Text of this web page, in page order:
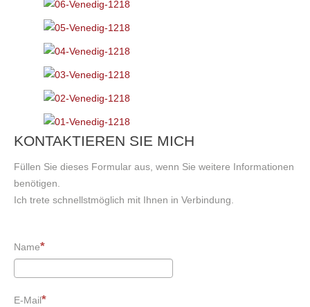
Fotoartikel
Shop: Schnäppchen
Bildverkauf
Bildverkauf: Kalender
KONTAKTIEREN SIE MICH
Füllen Sie dieses Formular aus, wenn Sie weitere Informationen
benötigen.
Ich trete schnellstmöglich mit Ihnen in Verbindung.
Name
E-Mail